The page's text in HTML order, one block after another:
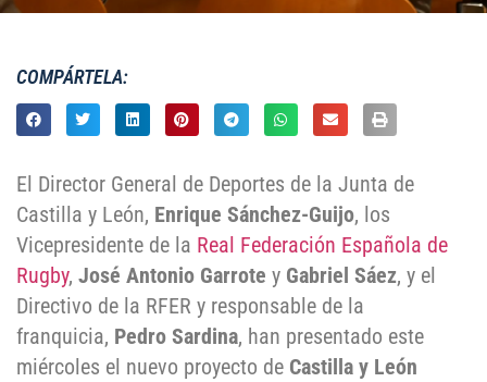
COMPÁRTELA:
El Director General de Deportes de la Junta de
Castilla y León, Enrique Sánchez-Guijo, los
Vicepresidente de la Real Federación Española de
Rugby, José Antonio Garrote y Gabriel Sáez, y el
Directivo de la RFER y responsable de la
franquicia, Pedro Sardina, han presentado este
miércoles el nuevo proyecto de Castilla y León